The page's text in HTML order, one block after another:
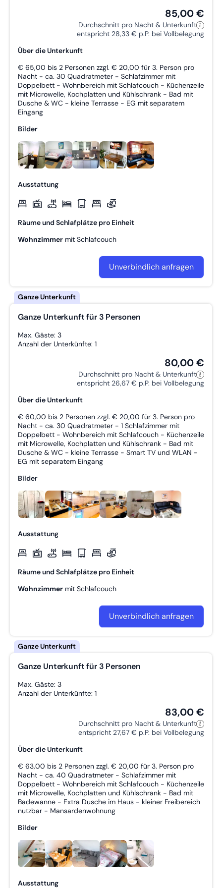
85,00 €
Durchschnitt pro Nacht & Unterkunft
entspricht 28,33 € p.P. bei Vollbelegung
Über die Unterkunft
€ 65,00 bis 2 Personen zzgl. € 20,00 für 3. Person pro
Nacht - ca. 30 Quadratmeter - Schlafzimmer mit
Doppelbett - Wohnbereich mit Schlafcouch - Küchenzeile
mit Microwelle, Kochplatten und Kühlschrank - Bad mit
Dusche & WC - kleine Terrasse - EG mit separatem
Eingang
Bilder
Ausstattung
Räume und Schlafplätze pro Einheit
Wohnzimmer mit Schlafcouch
Unverbindlich anfragen
Ganze Unterkunft für 3 Personen
Max. Gäste: 3
Anzahl der Unterkünfte: 1
80,00 €
Durchschnitt pro Nacht & Unterkunft
entspricht 26,67 € p.P. bei Vollbelegung
Über die Unterkunft
€ 60,00 bis 2 Personen zzgl. € 20,00 für 3. Person pro
Nacht - ca. 30 Quadratmeter - 1 Schlafzimmer mit
Doppelbett - Wohnbereich mit Schlafcouch - Küchenzeile
mit Microwelle, Kochplatten und Kühlschrank - Bad mit
Dusche & WC - kleine Terrasse - Smart TV und WLAN -
EG mit separatem Eingang
Bilder
Ausstattung
Räume und Schlafplätze pro Einheit
Wohnzimmer mit Schlafcouch
Unverbindlich anfragen
Ganze Unterkunft für 3 Personen
Max. Gäste: 3
Anzahl der Unterkünfte: 1
83,00 €
Durchschnitt pro Nacht & Unterkunft
entspricht 27,67 € p.P. bei Vollbelegung
Über die Unterkunft
€ 63,00 bis 2 Personen zzgl. € 20,00 für 3. Person pro
Nacht - ca. 40 Quadratmeter - Schlafzimmer mit
Doppelbett - Wohnbereich mit Schlafcouch - Küchenzeile
mit Microwelle, Kochplatten und Kühlschrank - Bad mit
Badewanne - Extra Dusche im Haus - kleiner Freibereich
nutzbar - Mansardenwohnung
Bilder
Ausstattung